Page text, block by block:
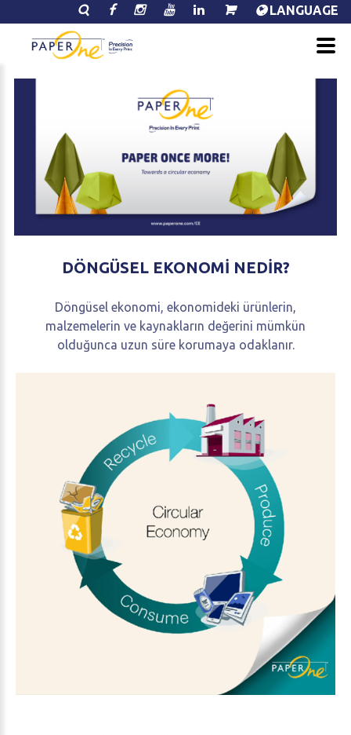
LANGUAGE
DÖNGÜSEL EKONOMI NEDIR?
Döngüsel ekonomi, ekonomideki ürünlerin,
malzemelerin ve kaynakların değerini mümkün
olduğunca uzun süre korumaya odaklanır.